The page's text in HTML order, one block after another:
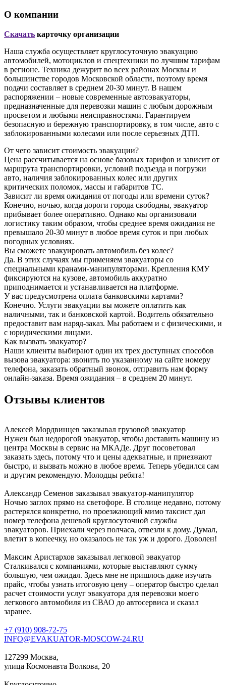
О компании
Скачать карточку организации
Наша служба осуществляет круглосуточную эвакуацию
автомобилей, мотоциклов и спецтехники по лучшим тарифам
в регионе. Техника дежурит во всех районах Москвы и
большинстве городов Московской области, поэтому время
подачи составляет в среднем 20-30 минут. В нашем
распоряжении – новые современные автоэвакуаторы,
предназначенные для перевозки машин с любым дорожным
просветом и любыми неисправностями. Гарантируем
безопасную и бережную транспортировку, в том числе, авто с
заблокированными колесами или после серьезных ДТП.
От чего зависит стоимость эвакуации?
Цена рассчитывается на основе базовых тарифов и зависит от
маршрута транспортировки, условий подъезда и погрузки
авто, наличия заблокированных колес или других
критических поломок, массы и габаритов ТС.
Зависит ли время ожидания от погоды или времени суток?
Конечно, ночью, когда дороги города свободны, эвакуатор
прибывает более оперативно. Однако мы организовали
логистику таким образом, чтобы среднее время ожидания не
превышало 20-30 минут в любое время суток и при любых
погодных условиях.
Вы сможете эвакуировать автомобиль без колес?
Да. В этих случаях мы применяем эвакуаторы со
специальными кранами-манипуляторами. Крепления КМУ
фиксируются на кузове, автомобиль аккуратно
приподнимается и устанавливается на платформе.
У вас предусмотрена оплата банковскими картами?
Конечно. Услуги эвакуации вы можете оплатить как
наличными, так и банковской картой. Водитель обязательно
предоставит вам наряд-заказ. Мы работаем и с физическими, и
с юридическими лицами.
Как вызвать эвакуатор?
Наши клиенты выбирают один их трех доступных способов
вызова эвакуатора: звонить по указанному на сайте номеру
телефона, заказать обратный звонок, отправить нам форму
онлайн-заказа. Время ожидания – в среднем 20 минут.
Отзывы клиентов
Алексей Мордвинцев заказывал грузовой эвакуатор
Нужен был недорогой эвакуатор, чтобы доставить машину из
центра Москвы в сервис на МКАДе. Друг посоветовал
заказать здесь, потому что и цены адекватные, и приезжают
быстро, и вызвать можно в любое время. Теперь убедился сам
и другим рекомендую. Молодцы ребята!
Александр Семенов заказывал эвакуатор-манипулятор
Ночью заглох прямо на светофоре. В столице недавно, потому
растерялся конкретно, но проезжающий мимо таксист дал
номер телефона дешевой круглосуточной службы
эвакуаторов. Приехали через полчаса, отвезли к дому. Думал,
влетит в копеечку, но оказалось не так уж и дорого. Доволен!
Максим Аристархов заказывал легковой эвакуатор
Сталкивался с компаниями, которые выставляют сумму
большую, чем ожидал. Здесь мне не пришлось даже изучать
прайс, чтобы узнать итоговую цену – оператор быстро сделал
расчет стоимости услуг эвакуатора для перевозки моего
легкового автомобиля из СВАО до автосервиса и сказал
заранее.
+7 (910) 908-72-75
INFO@EVAKUATOR-MOSCOW-24.RU
127299 Москва,
улица Космонавта Волкова, 20